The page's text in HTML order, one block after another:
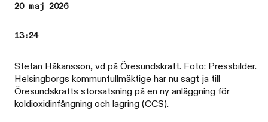
20 maj 2026
13:24
Stefan Håkansson, vd på Öresundskraft. Foto: Pressbilder.
Helsingborgs kommunfullmäktige har nu sagt ja till
Öresundskrafts storsatsning på en ny anläggning för
koldioxidinfångning och lagring (CCS).